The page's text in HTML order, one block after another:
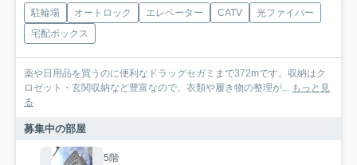
駐輪場 オートロック エレベーター CATV
光ファイバー
宅配ボックス
薬や日用品を買うのに便利なドラッグセガミまで372mです。収納はク
ロゼット・玄関収納など豊富なので、衣類や履き物の整理が... もっと見
る
募集中の部屋
5階